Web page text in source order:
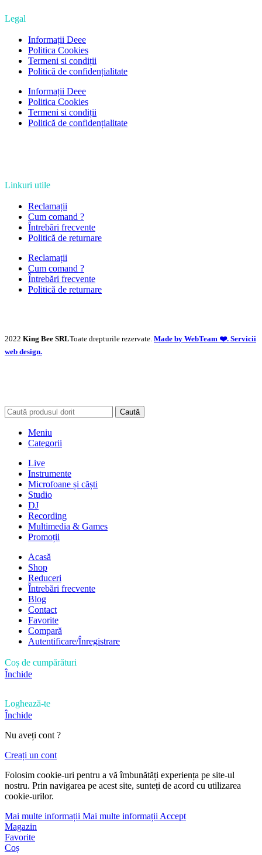
Legal
Informații Deee
Politica Cookies
Termeni si condiții
Politică de confidențialitate
Informații Deee
Politica Cookies
Termeni si condiții
Politică de confidențialitate
Linkuri utile
Reclamații
Cum comand ?
Întrebări frecvente
Politică de returnare
Reclamații
Cum comand ?
Întrebări frecvente
Politică de returnare
2022 King Bee SRLToate drepturile rezervate. Made by WebTeam ❤️. Servicii
web design.
Caută
Meniu
Categorii
Live
Instrumente
Microfoane și căști
Studio
DJ
Recording
Multimedia & Games
Promoții
Acasă
Shop
Reduceri
Întrebări frecvente
Blog
Contact
Favorite
Compară
Autentificare/Înregistrare
Coș de cumpărături
Închide
Loghează-te
Închide
Nu aveți cont ?
Creați un cont
Folosim cookie-uri pentru a vă îmbunătăți experiența pe site-ul
nostru. Prin navigarea pe acest site, sunteți de acord cu utilizarea
cookie-urilor.
Mai multe informații Mai multe informațiiAccept
Magazin
Favorite
Coș